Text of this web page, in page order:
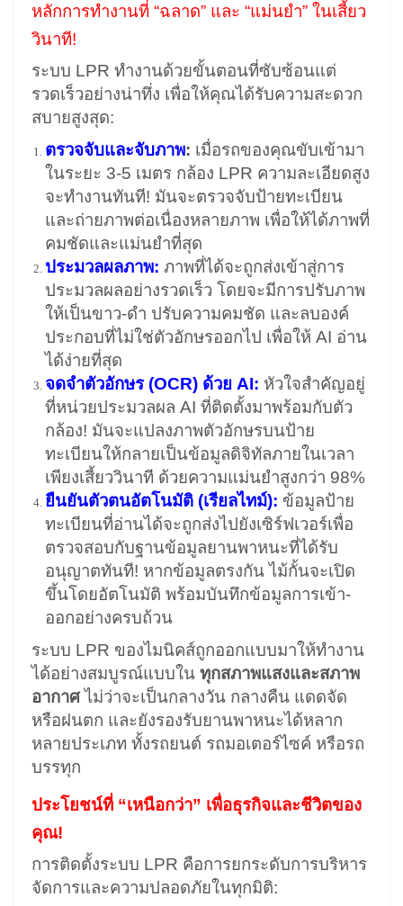
หลักการทำงานที่ “ฉลาด” และ “แม่นยำ” ในเสี้ยว
วินาที!
ระบบ LPR ทำงานด้วยขั้นตอนที่ซับซ้อนแต่
รวดเร็วอย่างน่าทึ่ง เพื่อให้คุณได้รับความสะดวก
สบายสูงสุด:
ตรวจจับและจับภาพ: เมื่อรถของคุณขับเข้ามา
ในระยะ 3-5 เมตร กล้อง LPR ความละเอียดสูง
จะทำงานทันที! มันจะตรวจจับป้ายทะเบียน
และถ่ายภาพต่อเนื่องหลายภาพ เพื่อให้ได้ภาพที่
คมชัดและแม่นยำที่สุด
ประมวลผลภาพ: ภาพที่ได้จะถูกส่งเข้าสู่การ
ประมวลผลอย่างรวดเร็ว โดยจะมีการปรับภาพ
ให้เป็นขาว-ดำ ปรับความคมชัด และลบองค์
ประกอบที่ไม่ใช่ตัวอักษรออกไป เพื่อให้ AI อ่าน
ได้ง่ายที่สุด
จดจำตัวอักษร (OCR) ด้วย AI: หัวใจสำคัญอยู่
ที่หน่วยประมวลผล AI ที่ติดตั้งมาพร้อมกับตัว
กล้อง! มันจะแปลงภาพตัวอักษรบนป้าย
ทะเบียนให้กลายเป็นข้อมูลดิจิทัลภายในเวลา
เพียงเสี้ยววินาที ด้วยความแม่นยำสูงกว่า 98%
ยืนยันตัวตนอัตโนมัติ (เรียลไทม์): ข้อมูลป้าย
ทะเบียนที่อ่านได้จะถูกส่งไปยังเซิร์ฟเวอร์เพื่อ
ตรวจสอบกับฐานข้อมูลยานพาหนะที่ได้รับ
อนุญาตทันที! หากข้อมูลตรงกัน ไม้กั้นจะเปิด
ขึ้นโดยอัตโนมัติ พร้อมบันทึกข้อมูลการเข้า-
ออกอย่างครบถ้วน
ระบบ LPR ของไมนิคส์ถูกออกแบบมาให้ทำงาน
ได้อย่างสมบูรณ์แบบใน ทุกสภาพแสงและสภาพ
อากาศไม่ว่าจะเป็นกลางวัน กลางคืน แดดจัด
หรือฝนตก และยังรองรับยานพาหนะได้หลาก
หลายประเภท ทั้งรถยนต์ รถมอเตอร์ไซค์ หรือรถ
บรรทุก
ประโยชน์ที่ “เหนือกว่า” เพื่อธุรกิจและชีวิตของ
คุณ!
การติดตั้งระบบ LPR คือการยกระดับการบริหาร
จัดการและความปลอดภัยในทุกมิติ: